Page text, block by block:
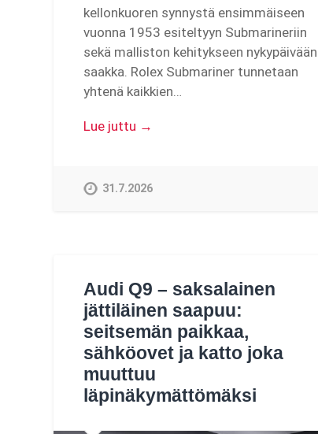
kellonkuoren synnystä ensimmäiseen
vuonna 1953 esiteltyyn Submarineriin
sekä malliston kehitykseen nykypäivään
saakka. Rolex Submariner tunnetaan
yhtenä kaikkien…
Lue juttu →
31.7.2026
Audi Q9 – saksalainen
jättiläinen saapuu:
seitsemän paikkaa,
sähköovet ja katto joka
muuttuu
läpinäkymättömäksi